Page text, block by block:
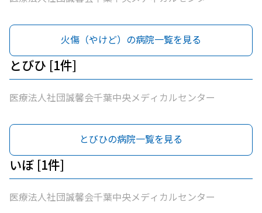
火傷（やけど）の病院一覧を見る
とびひ [1件]
医療法人社団誠馨会千葉中央メディカルセンター
とびひの病院一覧を見る
いぼ [1件]
医療法人社団誠馨会千葉中央メディカルセンター